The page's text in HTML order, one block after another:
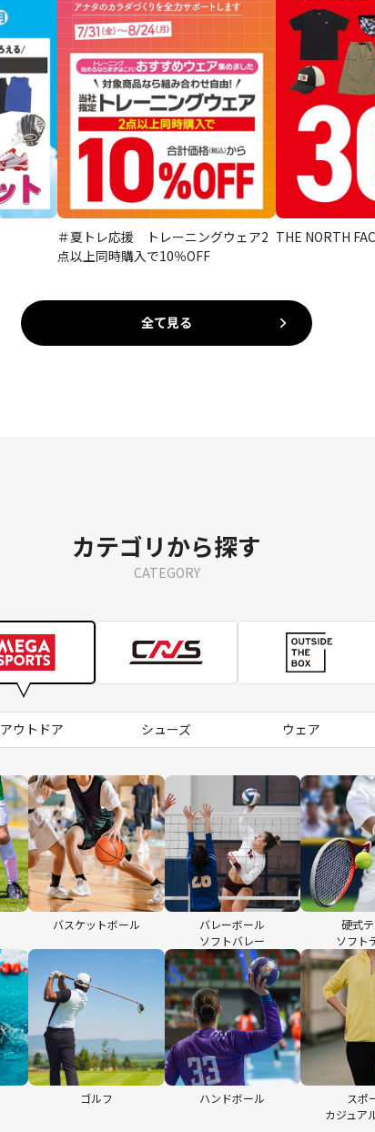
＃夏トレ応援 トレーニングウェア2
点以上同時購入で10％OFF
THE NORTH
全て見る
カテゴリから探す
CATEGORY
アウトドア シューズ ウェア
バスケットボール
バレーボール
ソフトバレー
硬式
ソフト
ゴルフ ハンドボール
スポ
カジュア